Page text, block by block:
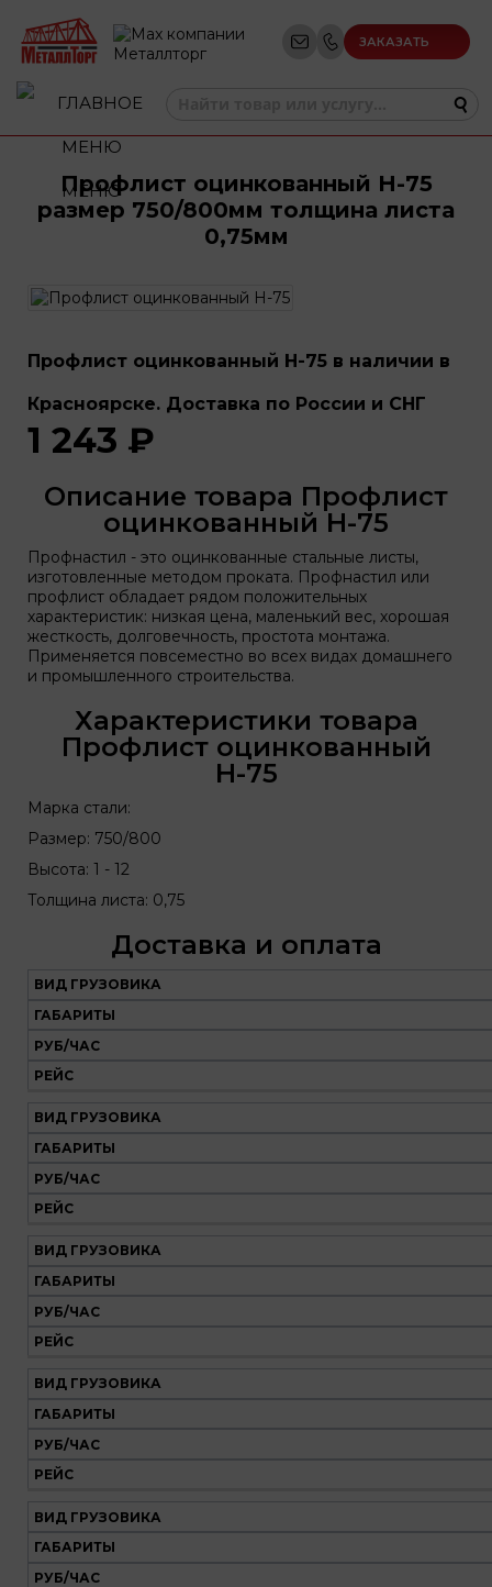
ЗАКАЗАТЬ
МЕНЮ
Профлист оцинкованный Н-75
размер 750/800мм толщина листа
0,75мм
Профлист оцинкованный Н-75 в наличии в
Красноярске. Доставка по России и СНГ
1 243 ₽
Описание товара Профлист
оцинкованный Н-75
Профнастил - это оцинкованные стальные листы,
изготовленные методом проката. Профнастил или
профлист обладает рядом положительных
характеристик: низкая цена, маленький вес, хорошая
жесткость, долговечность, простота монтажа.
Применяется повсеместно во всех видах домашнего
и промышленного строительства.
Характеристики товара
Профлист оцинкованный
Н-75
Марка стали:
Размер: 750/800
Высота: 1 - 12
Толщина листа: 0,75
Доставка и оплата
Наш
транспорт
Вид
грузовика
ВИД ГРУЗОВИКА
ГАБАРИТЫ
РУБ/ЧАС
РЕЙС
ВИД ГРУЗОВИКА
ГАБАРИТЫ
РУБ/ЧАС
РЕЙС
ВИД ГРУЗОВИКА
ГАБАРИТЫ
РУБ/ЧАС
РЕЙС
ВИД ГРУЗОВИКА
ГАБАРИТЫ
РУБ/ЧАС
РЕЙС
ВИД ГРУЗОВИКА
ГАБАРИТЫ
РУБ/ЧАС